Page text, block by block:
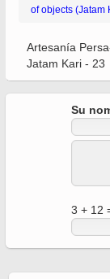
of objects (Jatam
Artesanía
Jatam Kari - 23
Su
3 + 12